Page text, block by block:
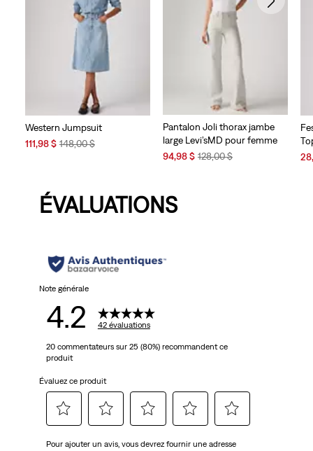
Western Jumpsuit
Sale
111,98 $Original
148,00 $
Pantalon Joli thorax jambe
large Levi’sMD pour femme
Sale
94,98 $ Original
128,00 $
ÉVALUATIONS
Note générale
4.2 42 évaluations
20 commentateurs sur 25 (80%) recommandent ce
produit
Évaluez ce produit
Pour ajouter un avis, vous devrez fournir une adresse